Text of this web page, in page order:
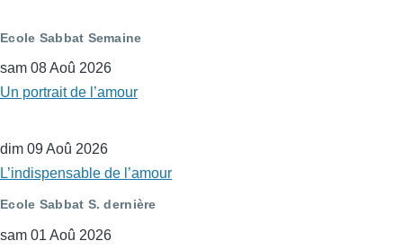
Ecole Sabbat Semaine
sam 08 Aoû 2026
Un portrait de l’amour
dim 09 Aoû 2026
L’indispensable de l’amour
Ecole Sabbat S. dernière
sam 01 Aoû 2026